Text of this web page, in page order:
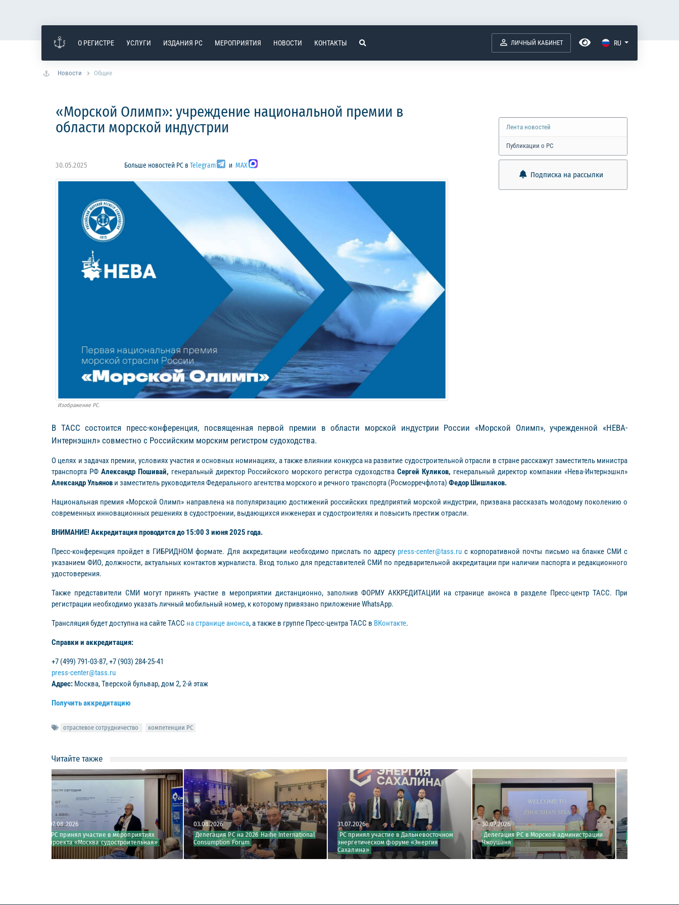
О РЕГИСТРЕ УСЛУГИ ИЗДАНИЯ РС МЕРОПРИЯТИЯ НОВОСТИ КОНТАКТЫ ЛИЧНЫЙ КАБИНЕТ RU
Новости Общие
«Морской Олимп»: учреждение национальной премии в
области морской индустрии
30.05.2025 Больше новостей РС вTelegram иMAX
Изображение РС.
Лента новостей
Публикации о РС
Подписка на рассылки
В ТАСС состоится пресс-конференция, посвященная первой премии в области морской индустрии России «Морской Олимп», учрежденной «НЕВА-
Интернэшнл» совместно с Российским морским регистром судоходства.
О целях и задачах премии, условиях участия и основных номинациях, а также влиянии конкурса на развитие судостроительной отрасли в стране расскажут заместитель министра
транспорта РФ Александр Пошивай, генеральный директор Российского морского регистра судоходстваСергей Куликов, генеральный директор компании «Нева-Интернэшнл»
Александр Ульянов и заместитель руководителя Федерального агентства морского и речного транспорта (Росморречфлота) Федор Шишлаков.
Национальная премия «Морской Олимп» направлена на популяризацию достижений российских предприятий морской индустрии, призвана рассказать молодому поколению о
современных инновационных решениях в судостроении, выдающихся инженерах и судостроителях и повысить престиж отрасли.
ВНИМАНИЕ! Аккредитация проводится до 15:00 3 июня 2025 года.
Пресс-конференция пройдет в ГИБРИДНОМ формате. Для аккредитации необходимо прислать по адресу press-center@tass.ru с корпоративной почты письмо на бланке СМИ с
указанием ФИО, должности, актуальных контактов журналиста. Вход только для представителей СМИ по предварительной аккредитации при наличии паспорта и редакционного
удостоверения.
Также представители СМИ могут принять участие в мероприятии дистанционно, заполнив ФОРМУ АККРЕДИТАЦИИ на странице анонса в разделе Пресс-центр ТАСС. При
регистрации необходимо указать личный мобильный номер, к которому привязано приложение WhatsApp.
Трансляция будет доступна на сайте ТАСС на странице анонса, а также в группе Пресс-центра ТАСС в ВКонтакте.
Справки и аккредитация:
+7 (499) 791-03-87, +7 (903) 284-25-41
press-center@tass.ru
Адрес: Москва, Тверской бульвар, дом 2, 2-й этаж
Получить аккредитацию
отраслевое сотрудничество компетенции РС
Читайте также
участие в мероприятиях
«Москва судостроительная»
03.08.2026
Делегация РС на 2026 Haihe International
Consumption Forum
31.07.2026
РС принял участие в Дальневосточном
энергетическом форуме «Энергия
Сахалина»
30.07.2026
Делегация РС в Морской администрации
Чжоушаня
30.07.2026
РС принял участие в совещании по
безопасности круизных судов